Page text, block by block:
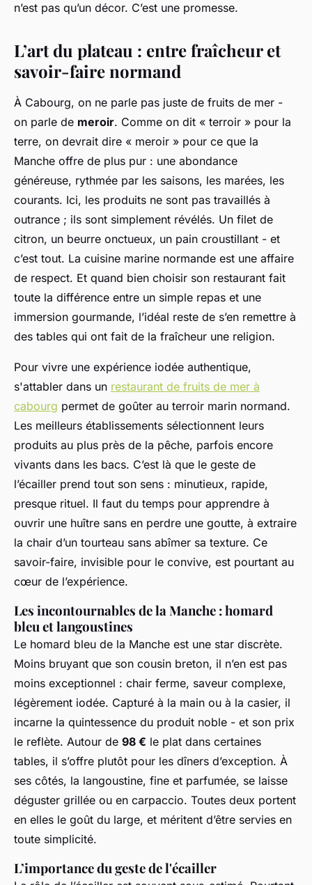
n’est pas qu’un décor. C’est une promesse.
L’art du plateau : entre fraîcheur et
savoir-faire normand
À Cabourg, on ne parle pas juste de fruits de mer -
on parle de meroir. Comme on dit « terroir » pour la
terre, on devrait dire « meroir » pour ce que la
Manche offre de plus pur : une abondance
généreuse, rythmée par les saisons, les marées, les
courants. Ici, les produits ne sont pas travaillés à
outrance ; ils sont simplement révélés. Un filet de
citron, un beurre onctueux, un pain croustillant - et
c’est tout. La cuisine marine normande est une affaire
de respect. Et quand bien choisir son restaurant fait
toute la différence entre un simple repas et une
immersion gourmande, l’idéal reste de s’en remettre à
des tables qui ont fait de la fraîcheur une religion.
Pour vivre une expérience iodée authentique,
s'attabler dans un restaurant de fruits de mer à
cabourg permet de goûter au terroir marin normand.
Les meilleurs établissements sélectionnent leurs
produits au plus près de la pêche, parfois encore
vivants dans les bacs. C’est là que le geste de
l’écailler prend tout son sens : minutieux, rapide,
presque rituel. Il faut du temps pour apprendre à
ouvrir une huître sans en perdre une goutte, à extraire
la chair d’un tourteau sans abîmer sa texture. Ce
savoir-faire, invisible pour le convive, est pourtant au
cœur de l’expérience.
Les incontournables de la Manche : homard
bleu et langoustines
Le homard bleu de la Manche est une star discrète.
Moins bruyant que son cousin breton, il n’en est pas
moins exceptionnel : chair ferme, saveur complexe,
légèrement iodée. Capturé à la main ou à la casier, il
incarne la quintessence du produit noble - et son prix
le reflète. Autour de 98 € le plat dans certaines
tables, il s’offre plutôt pour les dîners d’exception. À
ses côtés, la langoustine, fine et parfumée, se laisse
déguster grillée ou en carpaccio. Toutes deux portent
en elles le goût du large, et méritent d’être servies en
toute simplicité.
L’importance du geste de l'écailler